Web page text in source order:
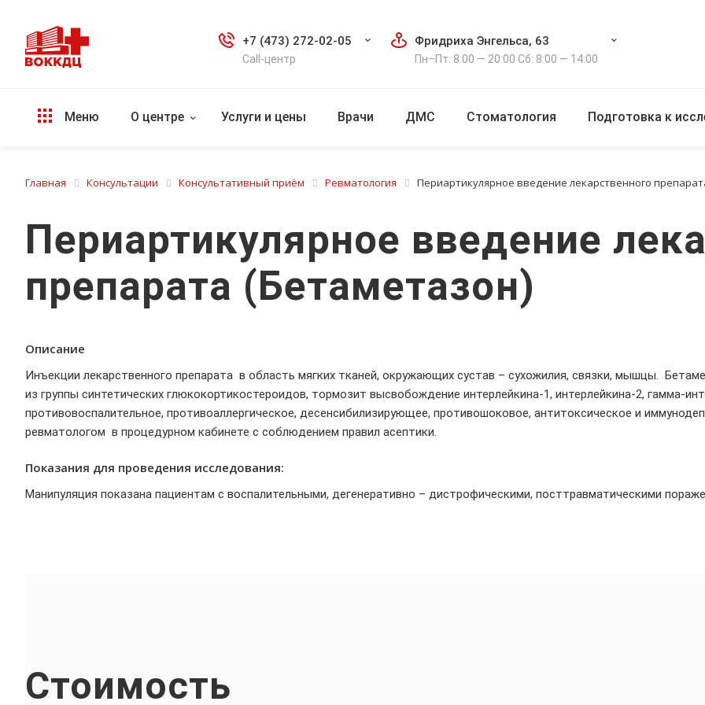
+7 (473) 272-02-05
Call-центр
Фридриха Энгельса, 63
Пн–Пт: 8:00 — 20:00 Сб: 8:00 — 14:00
Меню О центре Услуги и цены Врачи ДМС Стоматология Подготовка к
Главная Консультации Консультативный приём Ревматология Периартикулярное введение лекарственного
Периартикулярное введение
препарата (Бетаметазон)
Описание
Инъекции лекарственного препарата в область мягких тканей, окружающих сустав – сухожилия, связки, мышцы.
из группы синтетических глюкокортикостероидов, тормозит высвобождение интерлейкина-1, интерлейкина-2, гамма-
противовоспалительное, противоаллергическое, десенсибилизирующее, противошоковое, антитоксическое и
ревматологом в процедурном кабинете с соблюдением правил асептики.
Показания для проведения исследования:
Манипуляция показана пациентам с воспалительными, дегенеративно – дистрофическими, посттравматическими
Стоимость